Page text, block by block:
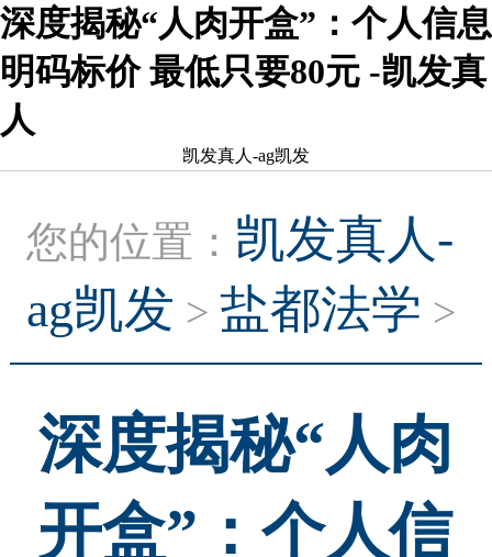
深度揭秘“人肉开盒”：个人信息
明码标价 最低只要80元 -凯发真
人
凯发真人-ag凯发
您的位置： 凯发真人-
ag凯发 >盐都法学 >
深度揭秘“人肉
开盒”：个人信